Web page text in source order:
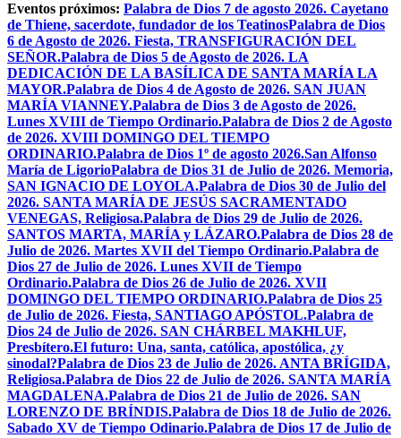
Eventos próximos: Palabra de Dios 7 de agosto 2026. Cayetano
de Thiene, sacerdote, fundador de los TeatinosPalabra de Dios
6 de Agosto de 2026. Fiesta, TRANSFIGURACIÓN DEL
SEÑOR.Palabra de Dios 5 de Agosto de 2026. LA
DEDICACIÓN DE LA BASÍLICA DE SANTA MARÍA LA
MAYOR.Palabra de Dios 4 de Agosto de 2026. SAN JUAN
MARÍA VIANNEY.Palabra de Dios 3 de Agosto de 2026.
Lunes XVIII de Tiempo Ordinario.Palabra de Dios 2 de Agosto
de 2026. XVIII DOMINGO DEL TIEMPO
ORDINARIO.Palabra de Dios 1º de agosto 2026.San Alfonso
María de LigorioPalabra de Dios 31 de Julio de 2026. Memoria,
SAN IGNACIO DE LOYOLA.Palabra de Dios 30 de Julio del
2026. SANTA MARÍA DE JESÚS SACRAMENTADO
VENEGAS, Religiosa.Palabra de Dios 29 de Julio de 2026.
SANTOS MARTA, MARÍA y LÁZARO.Palabra de Dios 28 de
Julio de 2026. Martes XVII del Tiempo Ordinario.Palabra de
Dios 27 de Julio de 2026. Lunes XVII de Tiempo
Ordinario.Palabra de Dios 26 de Julio de 2026. XVII
DOMINGO DEL TIEMPO ORDINARIO.Palabra de Dios 25
de Julio de 2026. Fiesta, SANTIAGO APÓSTOL.Palabra de
Dios 24 de Julio de 2026. SAN CHÁRBEL MAKHLUF,
Presbítero.El futuro: Una, santa, católica, apostólica, ¿y
sinodal?Palabra de Dios 23 de Julio de 2026. ANTA BRÍGIDA,
Religiosa.Palabra de Dios 22 de Julio de 2026. SANTA MARÍA
MAGDALENA.Palabra de Dios 21 de Julio de 2026. SAN
LORENZO DE BRÍNDIS.Palabra de Dios 18 de Julio de 2026.
Sabado XV de Tiempo Odinario.Palabra de Dios 17 de Julio de